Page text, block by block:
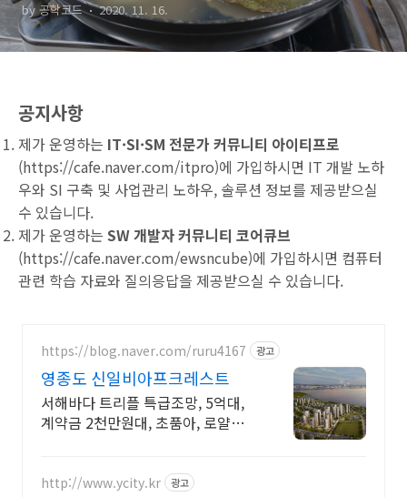
by 공학코드 2020. 11. 16.
공지사항
제가 운영하는 IT·SI·SM 전문가 커뮤니티 아이티프로
(https://cafe.naver.com/itpro)에 가입하시면 IT 개발 노하
우와 SI 구축 및 사업관리 노하우, 솔루션 정보를 제공받으실
수 있습니다.
제가 운영하는 SW 개발자 커뮤니티 코어큐브
(https://cafe.naver.com/ewsncube)에 가입하시면 컴퓨터
관련 학습 자료와 질의응답을 제공받으실 수 있습니다.
https://blog.naver.com/ruru4167 광고
영종도 신일비아프크레스트
서해바다 트리플 특급조망, 5억대,
계약금 2천만원대, 초품아, 로얄층
http://www.ycity.kr 광고